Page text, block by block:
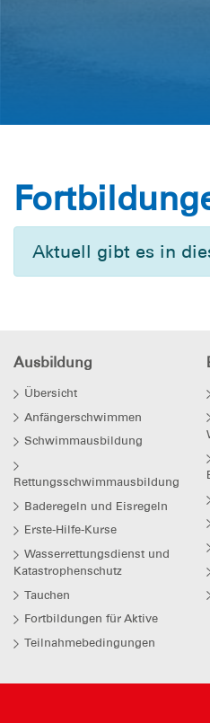
Aktuell gibt es in
Ausbildung
Übersicht
Anfängerschwimmen
Schwimmausbildung
Rettungsschwimmausbildung
Baderegeln und Eisregeln
Erste-Hilfe-Kurse
Wasserrettungsdienst und
Katastrophenschutz
Tauchen
Fortbildungen für Aktive
Teilnahmebedingungen